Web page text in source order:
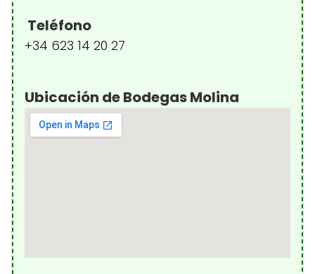
Teléfono
+34 623 14 20 27
Ubicación de Bodegas Molina